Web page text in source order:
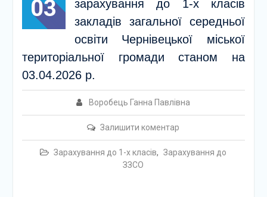
03
зарахування до 1-х класів
закладів загальної середньої
освіти Чернівецької міської
територіальної громади станом на
03.04.2026 р.
Воробець Ганна Павлівна
Залишити коментар
Зарахування до 1-х класів, Зарахування до
ЗЗСО